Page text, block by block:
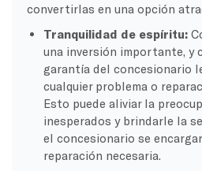
convertirlas en una opción
Tranquilidad de espíritu:
una inversión importante, y
garantía del concesionario
cualquier problema o
Esto puede aliviar la
inesperados y brindarle la
el concesionario se
reparación necesaria.